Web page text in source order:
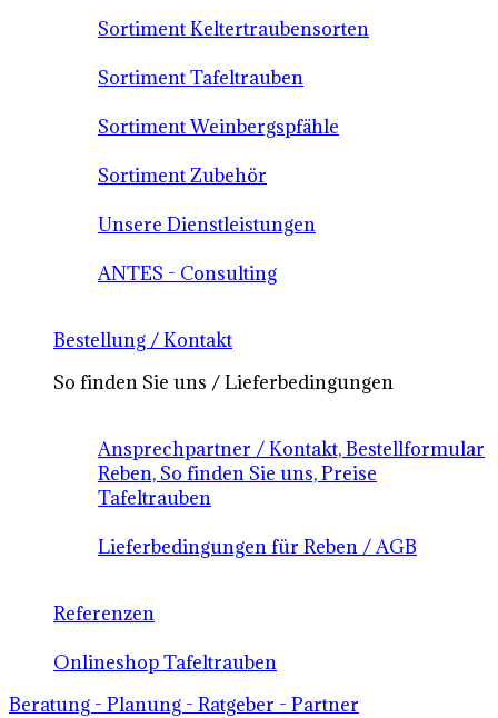
Sortiment Keltertraubensorten
Sortiment Tafeltrauben
Sortiment Weinbergspfähle
Sortiment Zubehör
Unsere Dienstleistungen
ANTES - Consulting
Bestellung / Kontakt
So finden Sie uns / Lieferbedingungen
Ansprechpartner / Kontakt, Bestellformular
Reben, So finden Sie uns, Preise
Tafeltrauben
Lieferbedingungen für Reben / AGB
Referenzen
Onlineshop Tafeltrauben
Beratung - Planung - Ratgeber - Partner